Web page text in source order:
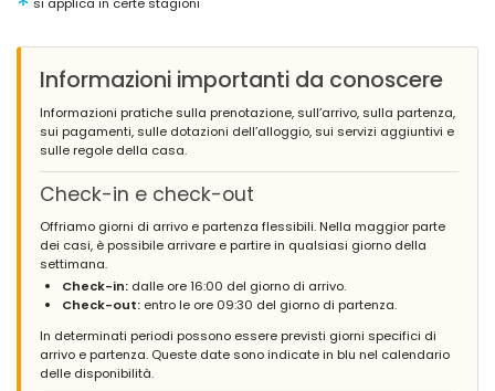
Informazioni importanti da conoscere
Informazioni pratiche sulla prenotazione, sull’arrivo, sulla partenza,
sui pagamenti, sulle dotazioni dell’alloggio, sui servizi aggiuntivi e
sulle regole della casa.
Check-in e check-out
Offriamo giorni di arrivo e partenza flessibili. Nella maggior parte
dei casi, è possibile arrivare e partire in qualsiasi giorno della
settimana.
Check-in: dalle ore 16:00 del giorno di arrivo.
Check-out: entro le ore 09:30 del giorno di partenza.
In determinati periodi possono essere previsti giorni specifici di
arrivo e partenza. Queste date sono indicate in blu nel calendario
delle disponibilità.